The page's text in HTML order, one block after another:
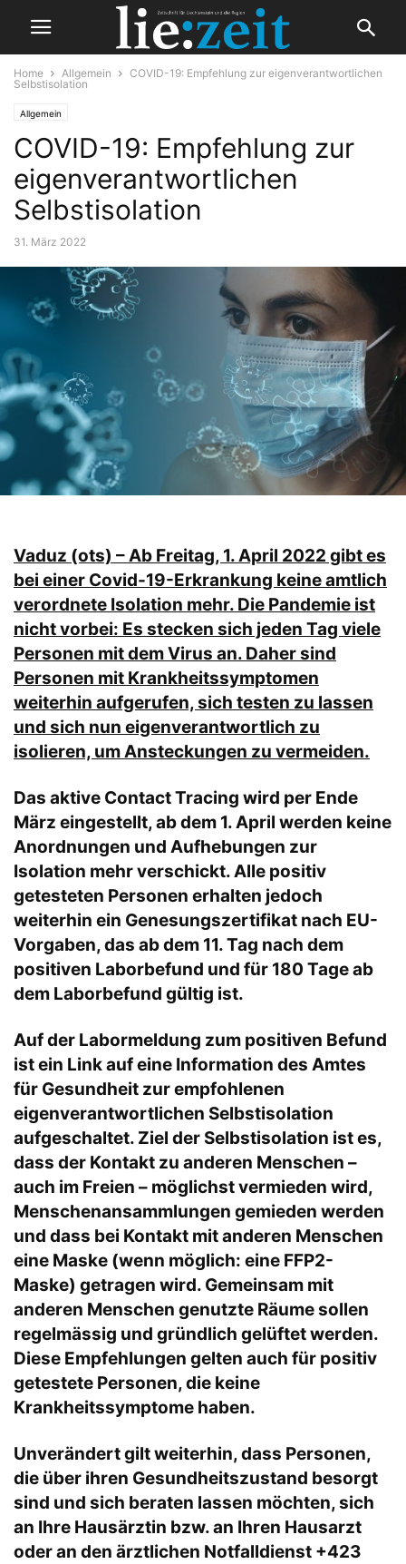
Home Allgemein
COVID-19: Empfehlung zur eigenverantwortlichen
Selbstisolation
Allgemein
COVID-19: Empfehlung zur
eigenverantwortlichen
Selbstisolation
31. März 2022
Vaduz (ots) – Ab Freitag, 1. April 2022 gibt es
bei einer Covid-19-Erkrankung keine amtlich
verordnete Isolation mehr. Die Pandemie ist
nicht vorbei: Es stecken sich jeden Tag viele
Personen mit dem Virus an. Daher sind
Personen mit Krankheitssymptomen
weiterhin aufgerufen, sich testen zu lassen
und sich nun eigenverantwortlich zu
isolieren, um Ansteckungen zu vermeiden.
Das aktive Contact Tracing wird per Ende
März eingestellt, ab dem 1. April werden keine
Anordnungen und Aufhebungen zur
Isolation mehr verschickt. Alle positiv
getesteten Personen erhalten jedoch
weiterhin ein Genesungszertifikat nach EU-
Vorgaben, das ab dem 11. Tag nach dem
positiven Laborbefund und für 180 Tage ab
dem Laborbefund gültig ist.
Auf der Labormeldung zum positiven Befund
ist ein Link auf eine Information des Amtes
für Gesundheit zur empfohlenen
eigenverantwortlichen Selbstisolation
aufgeschaltet. Ziel der Selbstisolation ist es,
dass der Kontakt zu anderen Menschen –
auch im Freien – möglichst vermieden wird,
Menschenansammlungen gemieden werden
und dass bei Kontakt mit anderen Menschen
eine Maske (wenn möglich: eine FFP2-
Maske) getragen wird. Gemeinsam mit
anderen Menschen genutzte Räume sollen
regelmässig und gründlich gelüftet werden.
Diese Empfehlungen gelten auch für positiv
getestete Personen, die keine
Krankheitssymptome haben.
Unverändert gilt weiterhin, dass Personen,
die über ihren Gesundheitszustand besorgt
sind und sich beraten lassen möchten, sich
an Ihre Hausärztin bzw. an Ihren Hausarzt
oder an den ärztlichen Notfalldienst +423